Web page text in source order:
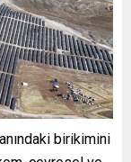
birikimini